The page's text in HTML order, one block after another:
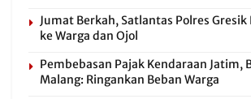
Jumat Berkah, Satlantas Polres Gresik
ke Warga dan Ojol
Pembebasan Pajak Kendaraan Jatim,
Malang: Ringankan Beban Warga